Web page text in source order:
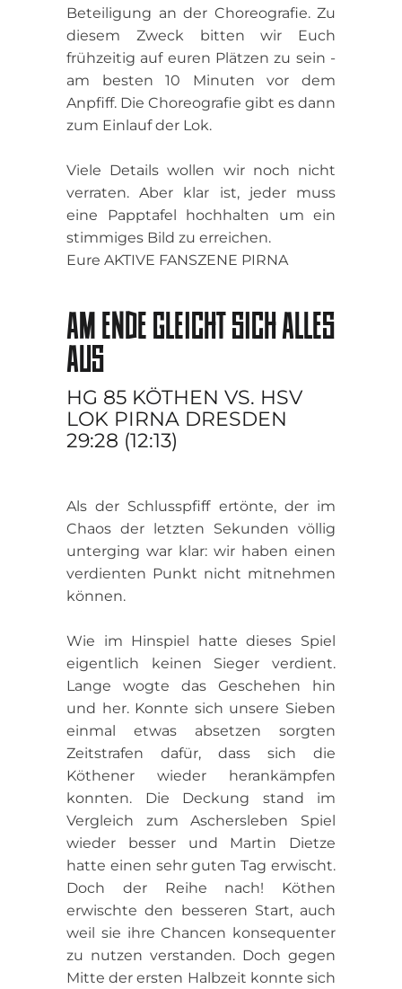
Beteiligung an der Choreografie. Zu
diesem Zweck bitten wir Euch
frühzeitig auf euren Plätzen zu sein -
am besten 10 Minuten vor dem
Anpfiff. Die Choreografie gibt es dann
zum Einlauf der Lok.
Viele Details wollen wir noch nicht
verraten. Aber klar ist, jeder muss
eine Papptafel hochhalten um ein
stimmiges Bild zu erreichen.
Eure AKTIVE FANSZENE PIRNA
AM ENDE GLEICHT SICH ALLES
AUS
HG 85 KÖTHEN VS. HSV
LOK PIRNA DRESDEN
29:28 (12:13)
Als der Schlusspfiff ertönte, der im
Chaos der letzten Sekunden völlig
unterging war klar: wir haben einen
verdienten Punkt nicht mitnehmen
können.
Wie im Hinspiel hatte dieses Spiel
eigentlich keinen Sieger verdient.
Lange wogte das Geschehen hin
und her. Konnte sich unsere Sieben
einmal etwas absetzen sorgten
Zeitstrafen dafür, dass sich die
Köthener wieder herankämpfen
konnten. Die Deckung stand im
Vergleich zum Aschersleben Spiel
wieder besser und Martin Dietze
hatte einen sehr guten Tag erwischt.
Doch der Reihe nach! Köthen
erwischte den besseren Start, auch
weil sie ihre Chancen konsequenter
zu nutzen verstanden. Doch gegen
Mitte der ersten Halbzeit konnte sich